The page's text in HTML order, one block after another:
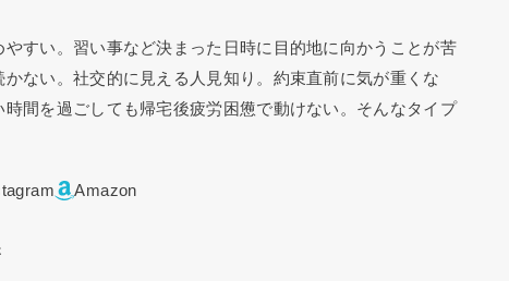
やすい。習い事など決まった日時に目的地に向かうことが苦
かない。社交的に見える人見知り。約束直前に気が重くな
時間を過ごしても帰宅後疲労困憊で動けない。そんなタイプ